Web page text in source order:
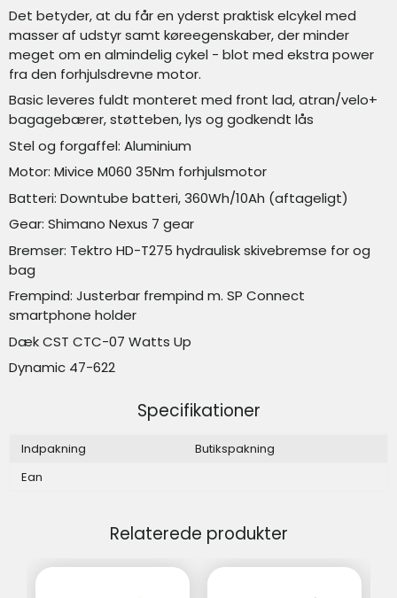
Det betyder, at du får en yderst praktisk elcykel med
masser af udstyr samt køreegenskaber, der minder
meget om en almindelig cykel - blot med ekstra power
fra den forhjulsdrevne motor.
Basic leveres fuldt monteret med front lad, atran/velo+
bagagebærer, støtteben, lys og godkendt lås
Stel og forgaffel: Aluminium
Motor: Mivice M060 35Nm forhjulsmotor
Batteri: Downtube batteri, 360Wh/10Ah (aftageligt)
Gear: Shimano Nexus 7 gear
Bremser: Tektro HD-T275 hydraulisk skivebremse for og
bag
Frempind: Justerbar frempind m. SP Connect
smartphone holder
Dæk CST CTC-07 Watts Up
Dynamic 47-622
Specifikationer
Indpakning
Butikspakning
Ean
Relaterede produkter